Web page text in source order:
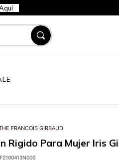
FRANCOIS GIRBAUD
Rigido Para Mujer Iris